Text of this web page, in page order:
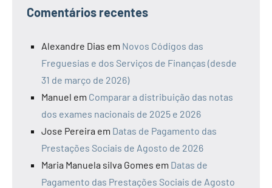
Comentários recentes
Alexandre Dias em Novos Códigos das
Freguesias e dos Serviços de Finanças (desde
31 de março de 2026)
Manuel em Comparar a distribuição das notas
dos exames nacionais de 2025 e 2026
Jose Pereira em Datas de Pagamento das
Prestações Sociais de Agosto de 2026
Maria Manuela silva Gomes em Datas de
Pagamento das Prestações Sociais de Agosto